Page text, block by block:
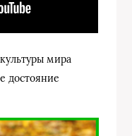
мира
достояние